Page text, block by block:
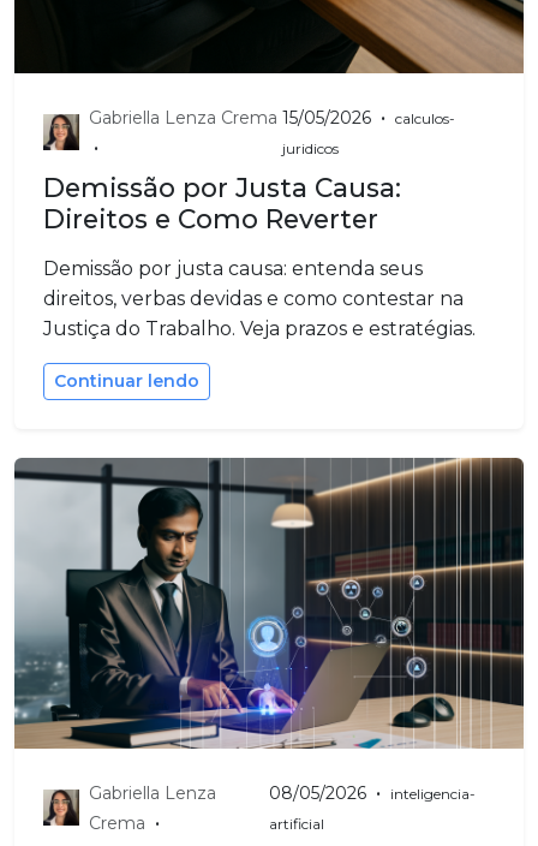
Gabriella Lenza Crema
•
15/05/2026 • calculos-
juridicos
Demissão por Justa Causa:
Direitos e Como Reverter
Demissão por justa causa: entenda seus
direitos, verbas devidas e como contestar na
Justiça do Trabalho. Veja prazos e estratégias.
Continuar lendo
Gabriella Lenza
Crema •
08/05/2026 •
inteligencia-
artificial